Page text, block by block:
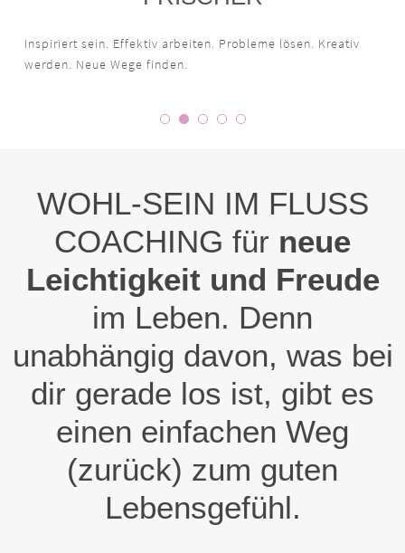
Inspiriert sein. Effektiv arbeiten. Probleme lösen. Kreativ
werden. Neue Wege finden.
WOHL-SEIN IM FLUSS
COACHING für neue
Leichtigkeit und Freude
im Leben. Denn
unabhängig davon, was bei
dir gerade los ist, gibt es
einen einfachen Weg
(zurück) zum guten
Lebensgefühl.